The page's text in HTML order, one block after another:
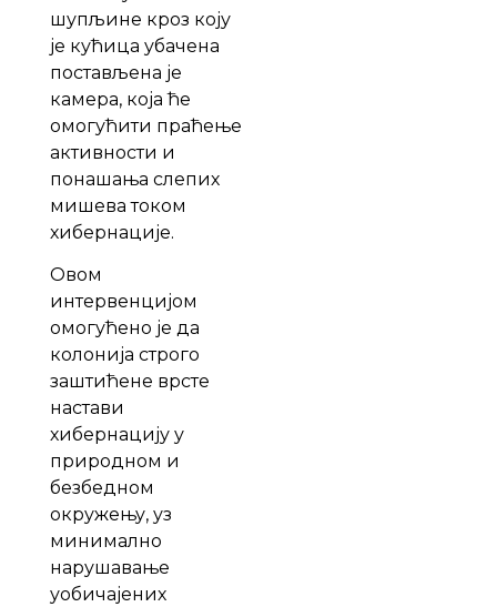
шупљине кроз коју
је кућица убачена
постављена је
камера, која ће
омогућити праћење
активности и
понашања слепих
мишева током
хибернације.
Овом
интервенцијом
омогућено је да
колонија строго
заштићене врсте
настави
хибернацију у
природном и
безбедном
окружењу, уз
минимално
нарушавање
уобичајених